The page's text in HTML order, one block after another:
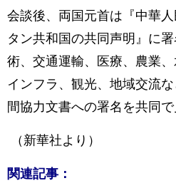
会談後、両国元首は『中華
タン共和国の共同声明』に
術、交通運輸、医療、農業、
インフラ、観光、地域交流
間協力文書への署名を共同で
（新華社より）
関連記事：